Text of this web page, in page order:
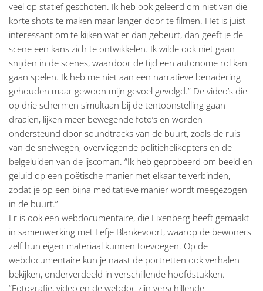
veel op statief geschoten. Ik heb ook geleerd om niet van die
korte shots te maken maar langer door te filmen. Het is juist
interessant om te kijken wat er dan gebeurt, dan geeft je de
scene een kans zich te ontwikkelen. Ik wilde ook niet gaan
snijden in de scenes, waardoor de tijd een autonome rol kan
gaan spelen. Ik heb me niet aan een narratieve benadering
gehouden maar gewoon mijn gevoel gevolgd.” De video’s die
op drie schermen simultaan bij de tentoonstelling gaan
draaien, lijken meer bewegende foto’s en worden
ondersteund door soundtracks van de buurt, zoals de ruis
van de snelwegen, overvliegende politiehelikopters en de
belgeluiden van de ijscoman. “Ik heb geprobeerd om beeld en
geluid op een poëtische manier met elkaar te verbinden,
zodat je op een bijna meditatieve manier wordt meegezogen
in de buurt.”
Er is ook een webdocumentaire, die Lixenberg heeft gemaakt
in samenwerking met Eefje Blankevoort, waarop de bewoners
zelf hun eigen materiaal kunnen toevoegen. Op de
webdocumentaire kun je naast de portretten ook verhalen
bekijken, onderverdeeld in verschillende hoofdstukken.
“Fotografie, video en de webdoc zijn verschillende